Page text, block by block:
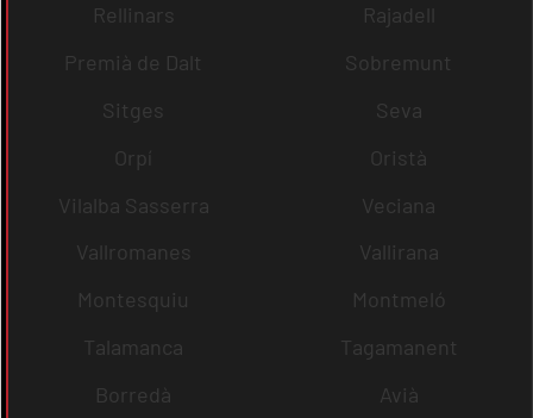
Rellinars
Rajadell
Premià de Dalt
Sobremunt
Sitges
Seva
Orpí
Oristà
Vilalba Sasserra
Veciana
Vallromanes
Vallirana
Montesquiu
Montmeló
Talamanca
Tagamanent
Borredà
Avià